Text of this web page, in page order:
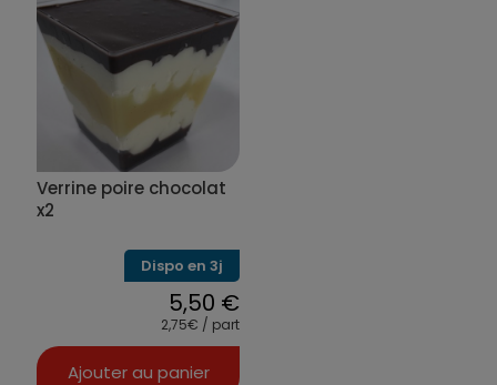
Verrine poire chocolat
x2
Dispo en 3j
5,50 €
2,75€ / part
Ajouter au panier